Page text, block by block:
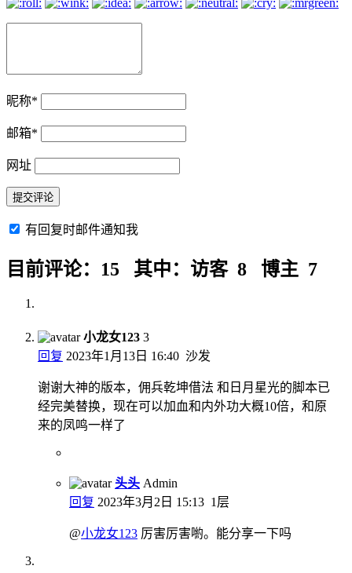
昵称*
邮箱*
网址
有回复时邮件通知我
目前评论：15 其中：访客 8 博主 7
小龙女123 3
回复 2023年1月13日 16:40 沙发
谢谢大神的版本，佣兵乾坤借法 和日月星光的脚本已
经完美替换，现在可以加血和内外功大概10倍，和原
来的凤鸣一样了
头头 Admin
回复 2023年3月2日 15:13 1层
@小龙女123 厉害厉害喲。能分享一下吗